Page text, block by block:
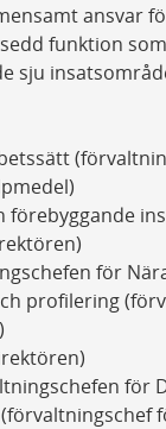
ansvar
funktion
sju
förebyggande
för
profilering​
för